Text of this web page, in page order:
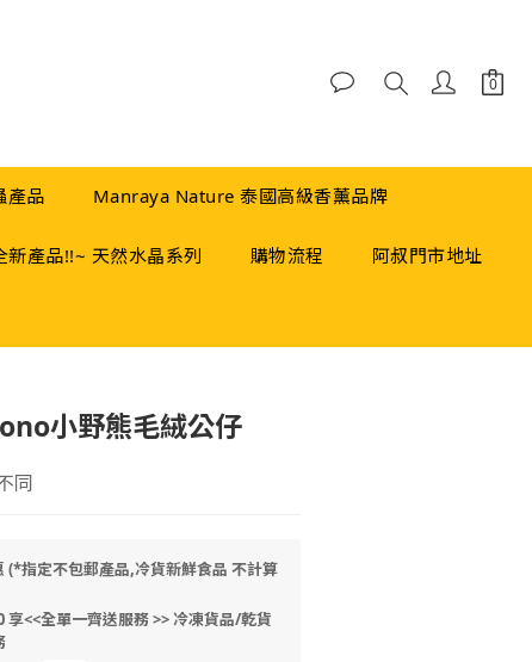
產品 Manraya Nature 泰國高級香薰品牌
新產品!!~ 天然水晶系列 購物流程 阿叔門市地址
小野熊毛絨公仔
同
(*指定不包郵產品,冷貨新鮮食品 不計算
享<<全單一齊送服務 >> 冷凍貨品/乾貨